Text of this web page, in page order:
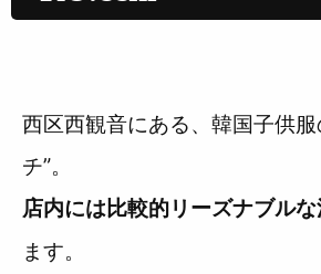
西区西観音にある、韓国子供服
チ”。
店内には比較的リーズナブルな
ます。